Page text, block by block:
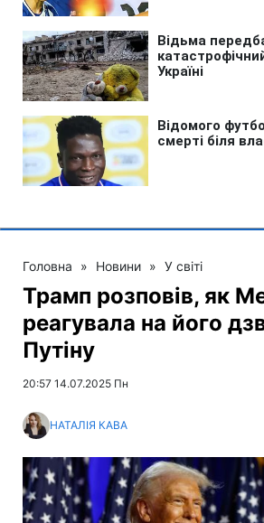
Головна » Новини » У світі
Трамп розповів, як
реагувала на його
Путіну
20:57 14.07.2025 Пн
НАТАЛІЯ КАВА